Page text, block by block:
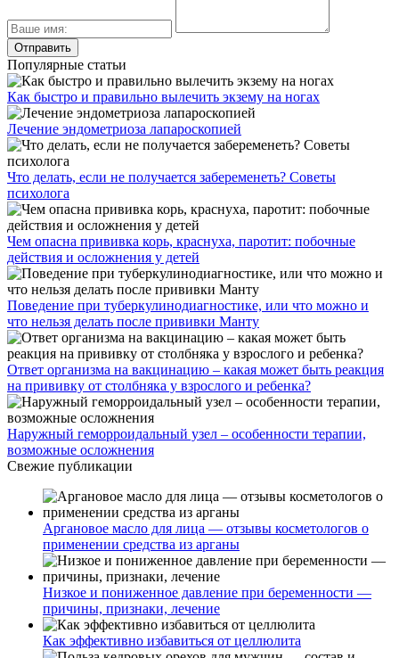
Популярные статьи
Как быстро и правильно вылечить экзему на ногах
Лечение эндометриоза лапароскопией
Что делать, если не получается забеременеть? Советы
психолога
Чем опасна прививка корь, краснуха, паротит: побочные
действия и осложнения у детей
Поведение при туберкулинодиагностике, или что можно и
что нельзя делать после прививки Манту
Ответ организма на вакцинацию – какая может быть реакция
на прививку от столбняка у взрослого и ребенка?
Наружный геморроидальный узел – особенности терапии,
возможные осложнения
Свежие публикации
Аргановое масло для лица — отзывы косметологов о
применении средства из арганы
Низкое и пониженное давление при беременности —
причины, признаки, лечение
Как эффективно избавиться от целлюлита